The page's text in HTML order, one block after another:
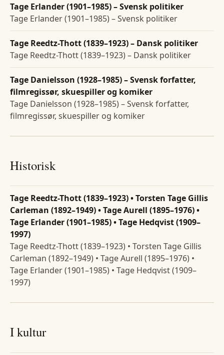
Tage Erlander (1901–1985) – Svensk politiker
Tage Erlander (1901–1985) – Svensk politiker
Tage Reedtz-Thott (1839–1923) – Dansk politiker
Tage Reedtz-Thott (1839–1923) – Dansk politiker
Tage Danielsson (1928–1985) – Svensk forfatter,
filmregissør, skuespiller og komiker
Tage Danielsson (1928–1985) – Svensk forfatter,
filmregissør, skuespiller og komiker
Historisk
Tage Reedtz-Thott (1839–1923) • Torsten Tage Gillis
Carleman (1892–1949) • Tage Aurell (1895–1976) •
Tage Erlander (1901–1985) • Tage Hedqvist (1909–
1997)
Tage Reedtz-Thott (1839–1923) • Torsten Tage Gillis
Carleman (1892–1949) • Tage Aurell (1895–1976) •
Tage Erlander (1901–1985) • Tage Hedqvist (1909–
1997)
I kultur